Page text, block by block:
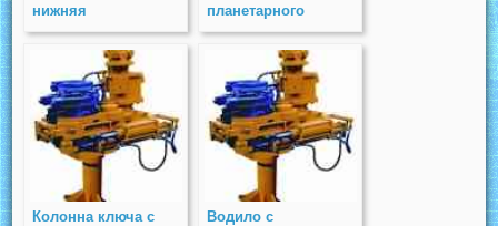
нижняя
КБГ.01.02.080
планетарного
редуктора
АКБ-4.30-40.10
Колонна ключа с
Водило с